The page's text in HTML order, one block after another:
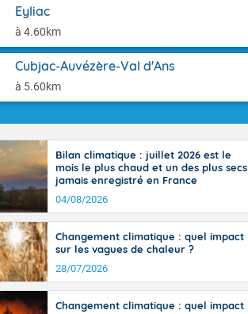
Eyliac
à 4.60km
Cubjac-Auvézère-Val d'Ans
à 5.60km
de
reste du
orages
le rivage
virulents
et
sur le
localement
de la
90 à 110
de Manche
avec
Bilan climatique : juillet 2026 est le
mois le plus chaud et un des plus secs
jamais enregistré en France
04/08/2026
Changement climatique : quel impact
sur les vagues de chaleur ?
28/07/2026
Changement climatique : quel impact